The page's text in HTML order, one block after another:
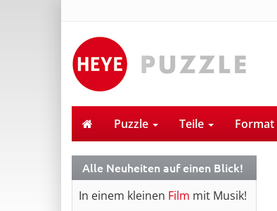
Puzzle Teile Format
Alle Neuheiten auf einen Blick!
In einem kleinen Film mit Musik!